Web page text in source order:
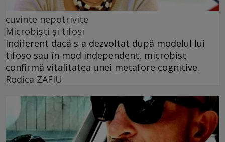
cuvinte nepotrivite
Microbiști și tifosi
Indiferent dacă s-a dezvoltat după modelul lui
tifoso sau în mod independent, microbist
confirmă vitalitatea unei metafore cognitive.
Rodica ZAFIU